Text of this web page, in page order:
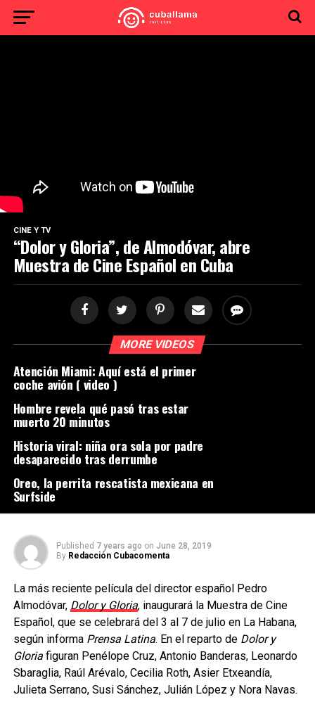
CINE Y TV
“Dolor y Gloria”, de Almodóvar, abre
Muestra de Cine Español en Cuba
MORE VIDEOS
Atención Miami: Aquí está el primer
coche avión ( video )
Hombre revela qué pasó tras estar
muerto 20 minutos
Historia viral: niña ora sola por padre
desaparecido tras derrumbe
Oreo, la perrita rescatista mexicana en
Surfside
Published 7 years ago on June 28, 2019
By Redacción Cubacomenta
La más reciente película del director español Pedro
Almodóvar, Dolor y Gloria, inaugurará la Muestra de Cine
Español, que se celebrará del 3 al 7 de julio en La Habana,
según informa Prensa Latina. En el reparto de Dolor y
Gloria figuran Penélope Cruz, Antonio Banderas, Leonardo
Sbaraglia, Raúl Arévalo, Cecilia Roth, Asier Etxeandía,
Julieta Serrano, Susi Sánchez, Julián López y Nora Navas.